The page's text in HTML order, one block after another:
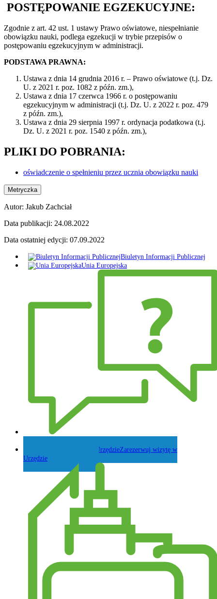
POSTĘPOWANIE EGZEKUCYJNE:
Zgodnie z art. 42 ust. 1 ustawy Prawo oświatowe, niespełnianie
obowiązku nauki, podlega egzekucji w trybie przepisów o
postępowaniu egzekucyjnym w administracji.
PODSTAWA PRAWNA:
Ustawa z dnia 14 grudnia 2016 r. – Prawo oświatowe (t.j. Dz.
U. z 2021 r. poz. 1082 z późn. zm.),
Ustawa z dnia 17 czerwca 1966 r. o postępowaniu
egzekucyjnym w administracji (t.j. Dz. U. z 2022 r. poz. 479
z późn. zm.),
Ustawa z dnia 29 sierpnia 1997 r. ordynacja podatkowa (t.j.
Dz. U. z 2021 r. poz. 1540 z późn. zm.),
PLIKI DO POBRANIA:
oświadczenie o spełnieniu przez ucznia obowiązku nauki
Metryczka
Autor: Jakub Zachciał
Data publikacji: 24.08.2022
Data ostatniej edycji: 07.09.2022
Biuletyn Informacji Publicznej
Unia Europejska
Zarezerwuj wizytę w
Urzędzie